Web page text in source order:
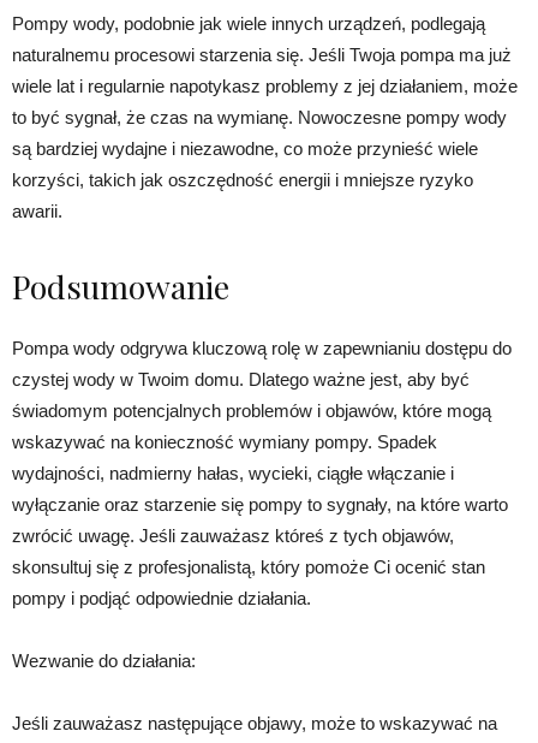
Pompy wody, podobnie jak wiele innych urządzeń, podlegają
naturalnemu procesowi starzenia się. Jeśli Twoja pompa ma już
wiele lat i regularnie napotykasz problemy z jej działaniem, może
to być sygnał, że czas na wymianę. Nowoczesne pompy wody
są bardziej wydajne i niezawodne, co może przynieść wiele
korzyści, takich jak oszczędność energii i mniejsze ryzyko
awarii.
Podsumowanie
Pompa wody odgrywa kluczową rolę w zapewnianiu dostępu do
czystej wody w Twoim domu. Dlatego ważne jest, aby być
świadomym potencjalnych problemów i objawów, które mogą
wskazywać na konieczność wymiany pompy. Spadek
wydajności, nadmierny hałas, wycieki, ciągłe włączanie i
wyłączanie oraz starzenie się pompy to sygnały, na które warto
zwrócić uwagę. Jeśli zauważasz któreś z tych objawów,
skonsultuj się z profesjonalistą, który pomoże Ci ocenić stan
pompy i podjąć odpowiednie działania.
Wezwanie do działania:
Jeśli zauważasz następujące objawy, może to wskazywać na